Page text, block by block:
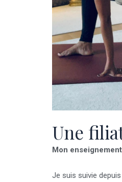
Une
Mon
Je suis suivie